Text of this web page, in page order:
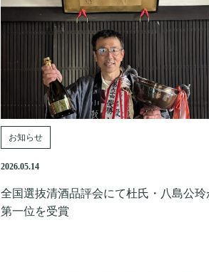
お知らせ
2026.05.14
全国選抜清酒品評会にて杜氏・八島公玲
第一位を受賞